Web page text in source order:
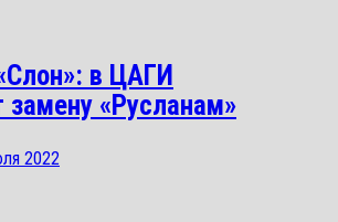
в ЦАГИ
замену «Русланам»
2022